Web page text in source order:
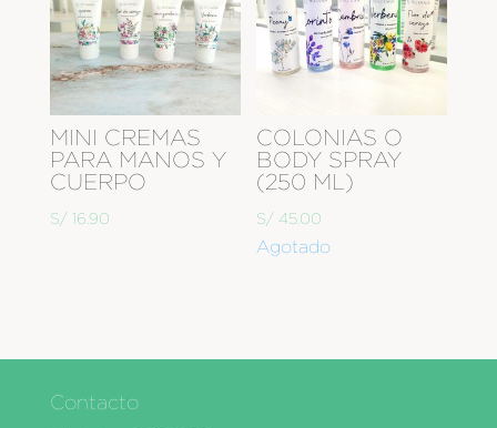
MINI CREMAS
PARA MANOS Y
CUERPO
S/ 16.90
COLONIAS O
BODY SPRAY
(250 ML)
S/ 45.00
Agotado
Contacto